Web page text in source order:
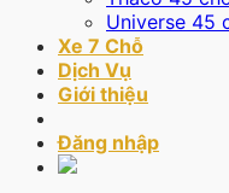
Universe 45
Xe 7 Chỗ
Dịch Vụ
Giới thiệu
Đăng nhập